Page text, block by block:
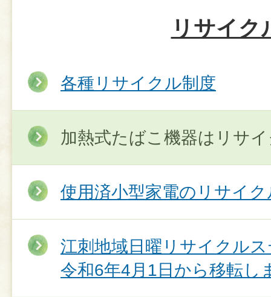
リサイク
各種リサイクル制度
加熱式たばこ機器はリサ
使用済小型家電のリサイ
江刺地域日曜リサイクル
令和6年4月1日から移転し